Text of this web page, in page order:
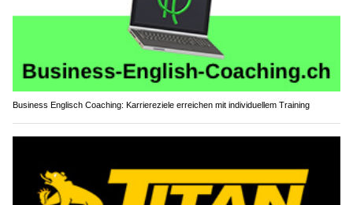
Business Englisch Coaching: Karriereziele erreichen mit individuellem Training